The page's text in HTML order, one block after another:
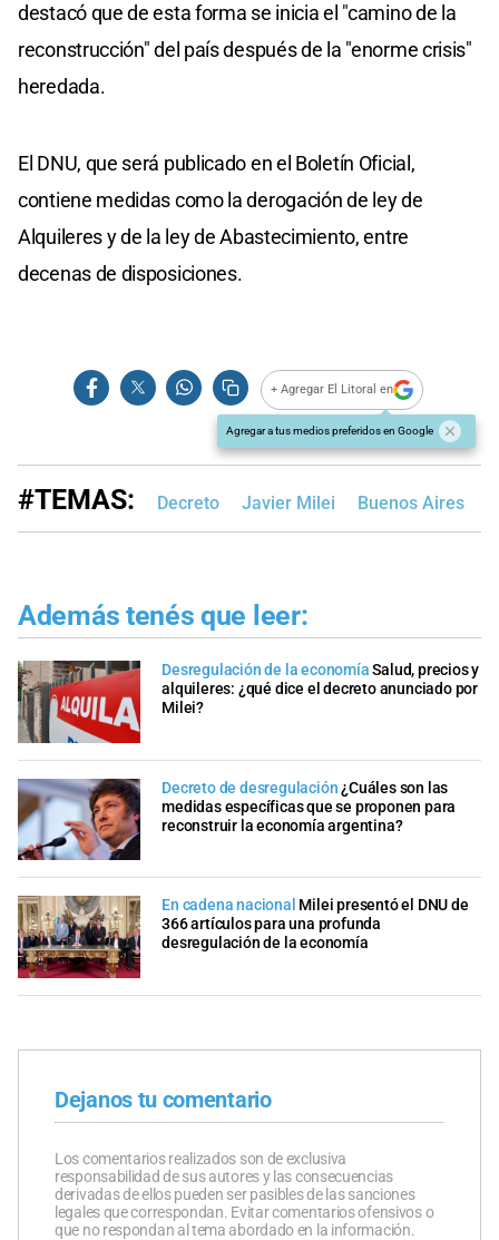
destacó que de esta forma se inicia el "camino de la
reconstrucción" del país después de la "enorme crisis"
heredada.
El DNU, que será publicado en el Boletín Oficial,
contiene medidas como la derogación de ley de
Alquileres y de la ley de Abastecimiento, entre
decenas de disposiciones.
+ Agregar El Litoral en
Agregar a tus medios preferidos en Google
#TEMAS: Decreto Javier Milei Buenos Aires
Además tenés que leer:
Desregulación de la economía Salud, precios y
alquileres: ¿qué dice el decreto anunciado por
Milei?
Decreto de desregulación¿Cuáles son las
medidas específicas que se proponen para
reconstruir la economía argentina?
En cadena nacional Milei presentó el DNU de
366 artículos para una profunda
desregulación de la economía
Dejanos tu comentario
Los comentarios realizados son de exclusiva
responsabilidad de sus autores y las consecuencias
derivadas de ellos pueden ser pasibles de las sanciones
legales que correspondan. Evitar comentarios ofensivos o
que no respondan al tema abordado en la información.